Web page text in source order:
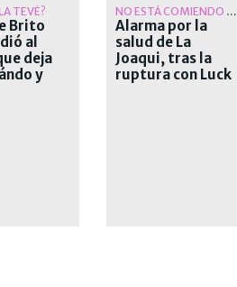
TEVÉ?
Brito
al
deja
y
NO ESTÁ COMIENDO BIEN
Alarma por la
salud de La
Joaqui, tras la
ruptura con Luck